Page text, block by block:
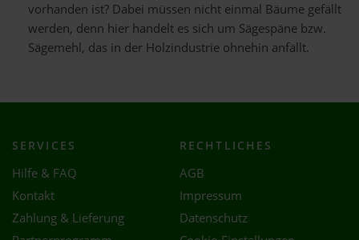
vorhanden ist? Dabei müssen nicht einmal Bäume gefällt
werden, denn hier handelt es sich um Sägespäne bzw.
Sägemehl, das in der Holzindustrie ohnehin anfällt.
SERVICES
Hilfe & FAQ
Kontakt
Zahlung & Lieferung
RECHTLICHES
AGB
Impressum
Datenschutz